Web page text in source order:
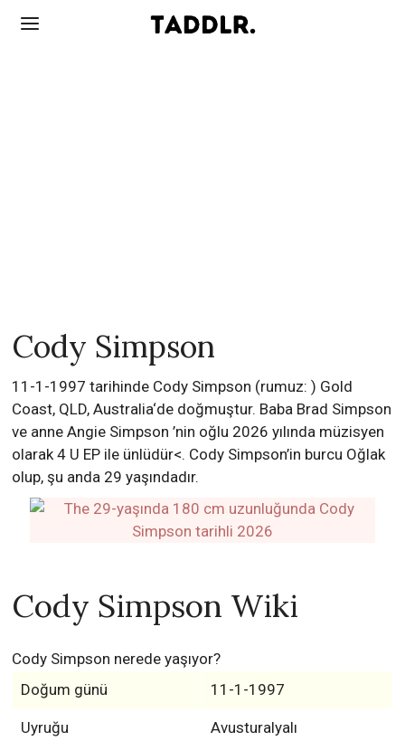
Cody Simpson
11-1-1997 tarihinde Cody Simpson (rumuz: ) Gold
Coast, QLD, Australia‘de doğmuştur. Baba Brad Simpson
ve anne Angie Simpson ’nin oğlu 2026 yılında müzisyen
olarak 4 U EP ile ünlüdür<. Cody Simpson’in burcu Oğlak
olup, şu anda 29 yaşındadır.
Cody Simpson Wiki
Cody Simpson nerede yaşıyor?
Doğum günü
11-1-1997
Uyruğu Avusturalyalı